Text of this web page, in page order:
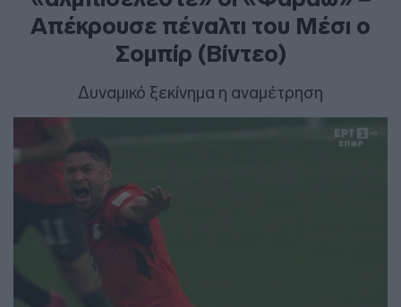
Απέκρουσε πέναλτι του Μέσι ο
Σομπίρ (Βίντεο)
Δυναμικό ξεκίνημα η αναμέτρηση